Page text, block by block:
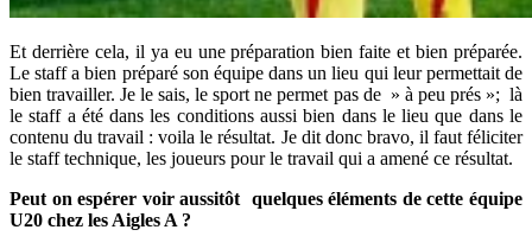
Et derrière cela, il ya eu une préparation bien faite et bien préparée.
Le staff a bien préparé son équipe dans un lieu qui leur permettait de
bien travailler. Je le sais, le sport ne permet pas de » à peu prés »; là
le staff a été dans les conditions aussi bien dans le lieu que dans le
contenu du travail : voila le résultat. Je dit donc bravo, il faut féliciter
le staff technique, les joueurs pour le travail qui a amené ce résultat.
Peut on espérer voir aussitôt quelques éléments de cette équipe
U20 chez les Aigles A ?